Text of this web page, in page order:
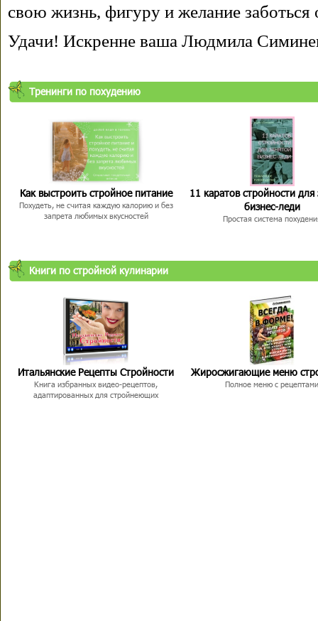
свою жизнь, фигуру и желание заботься
Удачи! Искренне ваша Людмила
Тренинги по похудению
Как выстроить стройное питание
Похудеть, не считая каждую калорию и без
запрета любимых вкусностей
11 каратов стройности для
бизнес-леди
Простая система
Книги по стройной кулинарии
Итальянские Рецепты Стройности
Книга избранных видео-рецептов,
адаптированных для стройнеющих
Жиросжигающие меню
Полное меню с рецептами